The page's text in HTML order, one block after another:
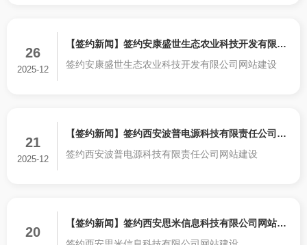
26
2025-12
【签约新闻】签约安康盛世生态农业科技开发有限公
司网站建设
签约安康盛世生态农业科技开发有限公司网站建设
21
2025-12
【签约新闻】签约西安波普电源科技有限责任公司网
站建设
签约西安波普电源科技有限责任公司网站建设
20
【签约新闻】签约西安思米信息科技有限公司网站建